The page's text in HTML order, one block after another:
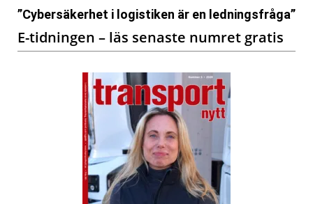
”Cybersäkerhet i logistiken är en ledningsfråga”
E-tidningen – läs senaste numret gratis